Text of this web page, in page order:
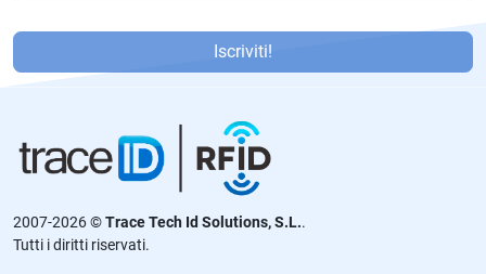
f
or
ej
Iscriviti!
2007-2026 ©Trace Tech Id Solutions, S.L..
Tutti i diritti riservati.